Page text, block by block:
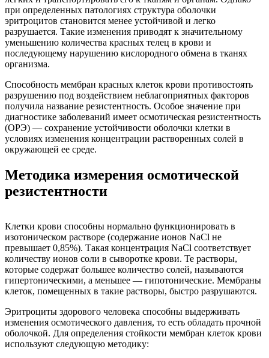
при определенных патологиях структура оболочки
эритроцитов становится менее устойчивой и легко
разрушается. Такие изменения приводят к значительному
уменьшению количества красных телец в крови и
последующему нарушению кислородного обмена в тканях
организма.
Способность мембран красных клеток крови противостоять
разрушению под воздействием неблагоприятных факторов
получила название резистентность. Особое значение при
диагностике заболеваний имеет осмотическая резистентность
(ОРЭ) — сохранение устойчивости оболочки клетки в
условиях изменения концентрации растворенных солей в
окружающей ее среде.
Методика измерения осмотической
резистентности
Клетки крови способны нормально функционировать в
изотоническом растворе (содержание ионов NaCl не
превышает 0,85%). Такая концентрация NaCl соответствует
количеству ионов соли в сыворотке крови. Те растворы,
которые содержат большее количество солей, называются
гипертоническими, а меньшее — гипотонические. Мембраны
клеток, помещенных в такие растворы, быстро разрушаются.
Эритроциты здорового человека способны выдерживать
изменения осмотического давления, то есть обладать прочной
оболочкой. Для определения стойкости мембран клеток крови
используют следующую методику: